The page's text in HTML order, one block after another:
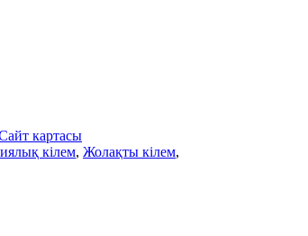
картасы
кілем, Жолақты кілем,